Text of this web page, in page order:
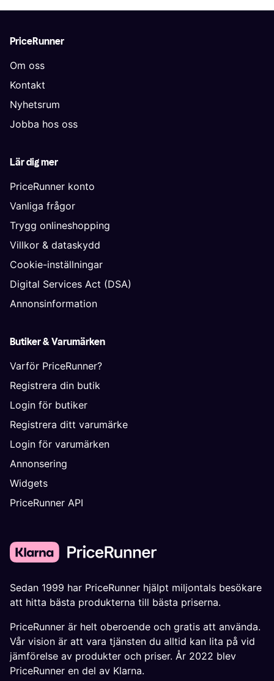
PriceRunner
Om oss
Kontakt
Nyhetsrum
Jobba hos oss
Lär dig mer
PriceRunner konto
Vanliga frågor
Trygg onlineshopping
Villkor & dataskydd
Cookie-inställningar
Digital Services Act (DSA)
Annonsinformation
Butiker & Varumärken
Varför PriceRunner?
Registrera din butik
Login för butiker
Registrera ditt varumärke
Login för varumärken
Annonsering
Widgets
PriceRunner API
Sedan 1999 har PriceRunner hjälpt miljontals besökare
att hitta bästa produkterna till bästa priserna.
PriceRunner är helt oberoende och gratis att använda.
Vår vision är att vara tjänsten du alltid kan lita på vid
jämförelse av produkter och priser. År 2022 blev
PriceRunner en del av Klarna.